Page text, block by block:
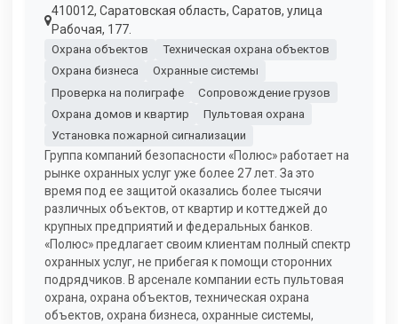
410012, Саратовская область, Саратов, улица
Рабочая, 177.
Охрана объектов
Техническая охрана объектов
Охрана бизнеса
Охранные системы
Проверка на полиграфе
Сопровождение грузов
Охрана домов и квартир
Пультовая охрана
Установка пожарной сигнализации
Группа компаний безопасности «Полюс» работает на
рынке охранных услуг уже более 27 лет. За это
время под ее защитой оказались более тысячи
различных объектов, от квартир и коттеджей до
крупных предприятий и федеральных банков.
«Полюс» предлагает своим клиентам полный спектр
охранных услуг, не прибегая к помощи сторонних
подрядчиков. В арсенале компании есть пультовая
охрана, охрана объектов, техническая охрана
объектов, охрана бизнеса, охранные системы,